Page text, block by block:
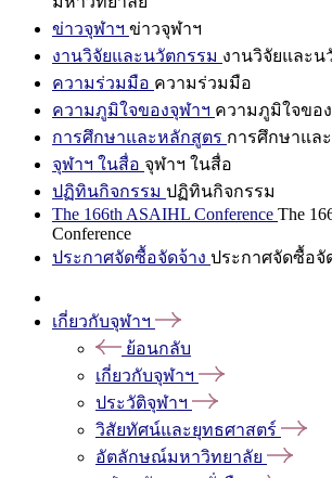
ข่าวจุฬาฯ ข่าวจุฬาฯ
งานวิจัยและนวัตกรรม งานวิจัยและน
ความร่วมมือ ความร่วมมือ
ความภูมิใจของจุฬาฯ ความภูมิใจขอ
การศึกษาและหลักสูตร การศึกษาแล
จุฬาฯ ในสื่อ จุฬาฯ ในสื่อ
ปฏิทินกิจกรรม ปฏิทินกิจกรรม
The 166th ASAIHL Conference The
Conference
ประกาศจัดซื้อจัดจ้าง ประกาศจัดซื้อจั
เกี่ยวกับจุฬาฯ
ย้อนกลับ
เกี่ยวกับจุฬาฯ
ประวัติจุฬาฯ
วิสัยทัศน์และยุทธศาสตร์
อัตลักษณ์มหาวิทยาลัย